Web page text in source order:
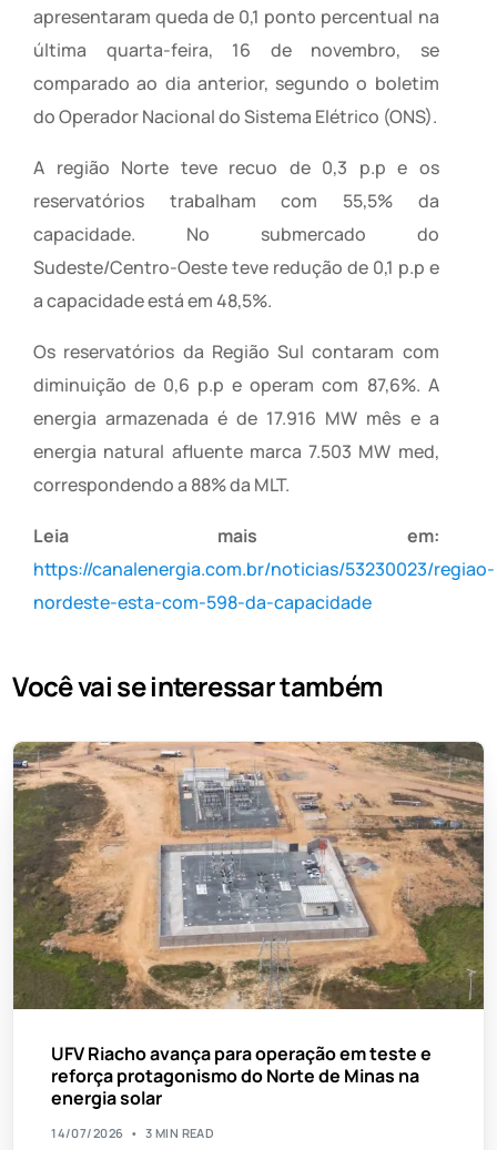
apresentaram queda de 0,1 ponto percentual na
última quarta-feira, 16 de novembro, se
comparado ao dia anterior, segundo o boletim
do Operador Nacional do Sistema Elétrico (ONS).
A região Norte teve recuo de 0,3 p.p e os
reservatórios trabalham com 55,5% da
capacidade. No submercado do
Sudeste/Centro-Oeste teve redução de 0,1 p.p e
a capacidade está em 48,5%.
Os reservatórios da Região Sul contaram com
diminuição de 0,6 p.p e operam com 87,6%. A
energia armazenada é de 17.916 MW mês e a
energia natural afluente marca 7.503 MW med,
correspondendo a 88% da MLT.
Leia mais em:
https://canalenergia.com.br/noticias/53230023/regiao-
nordeste-esta-com-598-da-capacidade
Você vai se interessar também
UFV Riacho avança para operação em teste e
reforça protagonismo do Norte de Minas na
energia solar
14/07/2026 3 MIN READ